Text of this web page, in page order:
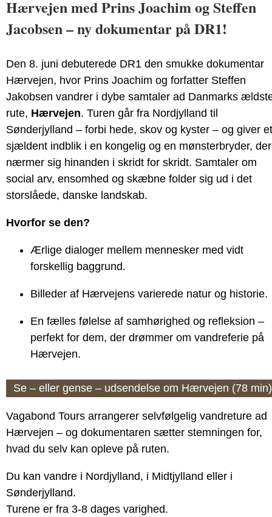
Hærvejen med Prins Joachim og Steffen
Jacobsen – ny dokumentar på DR1!
Den 8. juni debuterede DR1 den smukke dokumentar
Hærvejen, hvor Prins Joachim og forfatter Steffen
Jakobsen vandrer i dybe samtaler ad Danmarks
rute, Hærvejen. Turen går fra Nordjylland til
Sønderjylland – forbi hede, skov og kyster – og giver et
sjældent indblik i en kongelig og en mønsterbryder, der
nærmer sig hinanden i skridt for skridt. Samtaler om
social arv, ensomhed og skæbne folder sig ud i det
storslåede, danske landskab.
Hvorfor se den?
Ærlige dialoger mellem mennesker med vidt
forskellig baggrund.
Billeder af Hærvejens varierede natur og historie.
En fælles følelse af samhørighed og refleksion –
perfekt for dem, der drømmer om vandreferie på
Hærvejen.
Se – eller gense – udsendelse om Hærvejen (78 min)
Vagabond Tours arrangerer selvfølgelig vandreture ad
Hærvejen – og dokumentaren sætter stemningen for,
hvad du selv kan opleve på ruten.
Du kan vandre i Nordjylland, i Midtjylland eller i
Sønderjylland.
Turene er fra 3-8 dages varighed.